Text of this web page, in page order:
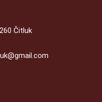
Čitluk